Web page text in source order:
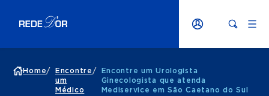
Home/
Encontre
um
Médico
/
Encontre um Urologista
Ginecologista que atenda
Mediservice em São Caetano do Sul